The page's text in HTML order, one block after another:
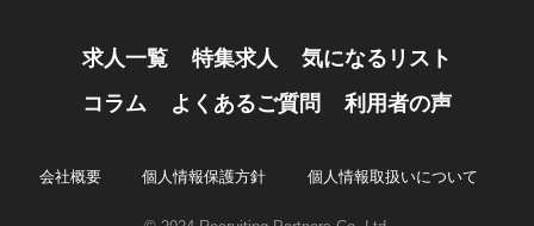
求人一覧 特集求人
気になるリスト
コラム
よくあるご質問 利用者の声
会社概要 個人情報保護方針 個人情報取扱いについて